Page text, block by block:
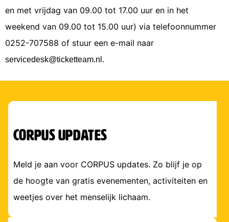
en met vrijdag van 09.00 tot 17.00 uur en in het
weekend van 09.00 tot 15.00 uur) via telefoonnummer
0252-707588 of stuur een e-mail naar
servicedesk@ticketteam.nl .
corpus updates
Meld je aan voor CORPUS updates. Zo blijf je op
de hoogte van gratis evenementen, activiteiten en
weetjes over het menselijk lichaam.